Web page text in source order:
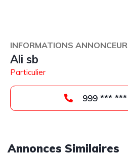
INFORMATIONS ANNONCEUR
Ali sb
Particulier
Annonces Similaires